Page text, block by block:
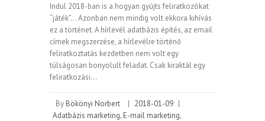
Indul 2018-ban is a hogyan gyűjts feliratkozókat
“játék”… Azonban nem mindig volt ekkora kihívás
ez a történet. A hírlevél adatbázis építés, az email
címek megszerzése, a hírlevélre történő
feliratkoztatás kezdetben nem volt egy
túlságosan bonyolult feladat. Csak kiraktál egy
feliratkozási…
By Bökönyi Norbert | 2018-01-09 |
Adatbázis marketing, E-mail marketing,